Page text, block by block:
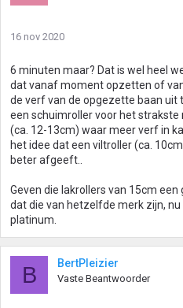
16 nov 2020
6 minuten maar? Dat is wel heel
dat vanaf moment opzetten of
de verf van de opgezette baan uit
een schuimroller voor het strakste
(ca. 12-13cm) waar meer verf in
het idee dat een viltroller (ca.
beter afgeeft..
Geven die lakrollers van 15cm
dat die van hetzelfde merk zijn, nu
platinum.
B BertPleizier
Vaste Beantwoorder